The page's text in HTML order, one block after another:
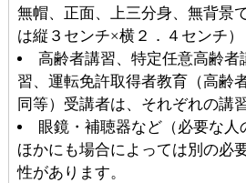
無帽、正面、上三分身、無背景
は縦３センチ×横２．４センチ）
高齢者講習、特定任意高齢者
習、運転免許取得者教育（高齢
同等）受講者は、それぞれの講
眼鏡・補聴器など（必要な人
ほかにも場合によっては別の必
性があります。